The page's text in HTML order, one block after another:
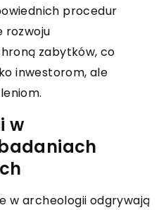
procedur
rozwoju
zabytków, co
inwestorom, ale
w
w archeologii odgrywają